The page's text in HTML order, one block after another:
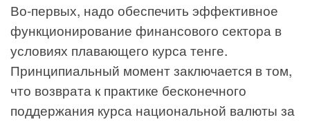
Во-первых, надо обеспечить эффективное
функционирование финансового сектора в
условиях плавающего курса тенге.
Принципиальный момент заключается в том,
что возврата к практике бесконечного
поддержания курса национальной валюты за